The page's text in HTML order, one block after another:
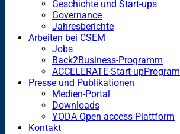
Geschichte und Start-ups
Governance
Jahresberichte
Arbeiten bei CSEM
Jobs
Back2Business-Programm
ACCELERATE-Start-
Presse und Publikationen
Medien-Portal
Downloads
YODA Open access Plattform
Kontakt